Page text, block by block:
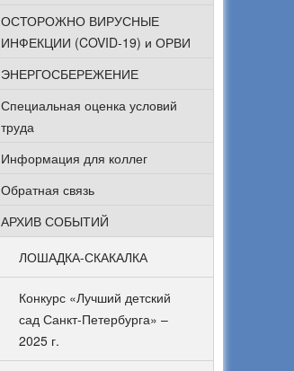
ОСТОРОЖНО ВИРУСНЫЕ
ИНФЕКЦИИ (COVID-19) и ОРВИ
ЭНЕРГОСБЕРЕЖЕНИЕ
Специальная оценка условий
труда
Информация для коллег
Обратная связь
АРХИВ СОБЫТИЙ
ЛОШАДКА-СКАКАЛКА
Конкурс «Лучший детский
сад Санкт-Петербурга» –
2025 г.